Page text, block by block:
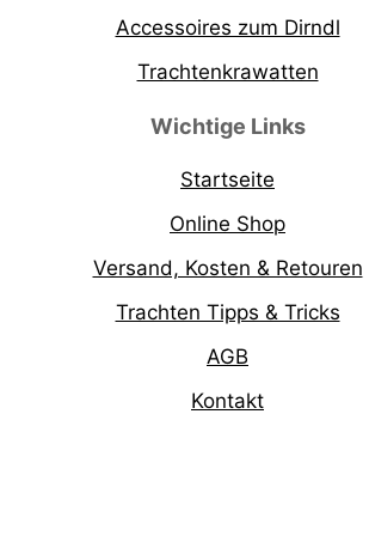
Accessoires zum Dirndl
Trachtenkrawatten
Wichtige Links
Startseite
Online Shop
Versand, Kosten & Retouren
Trachten Tipps & Tricks
AGB
Kontakt